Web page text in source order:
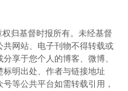
归基督时报所有。未经基督
共网站、电子刊物不得转载或
享于您个人的博客、微博、
明出处、作者与链接地址
等公共平台如需转载引用，